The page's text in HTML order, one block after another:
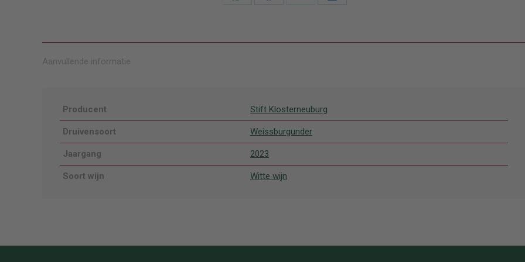
Deel
Deel
Deel
Deel
Aanvullende informatie
Producent Stift Klosterneuburg
Druivensoort Weissburgunder
Jaargang 2023
Soort wijn Witte wijn